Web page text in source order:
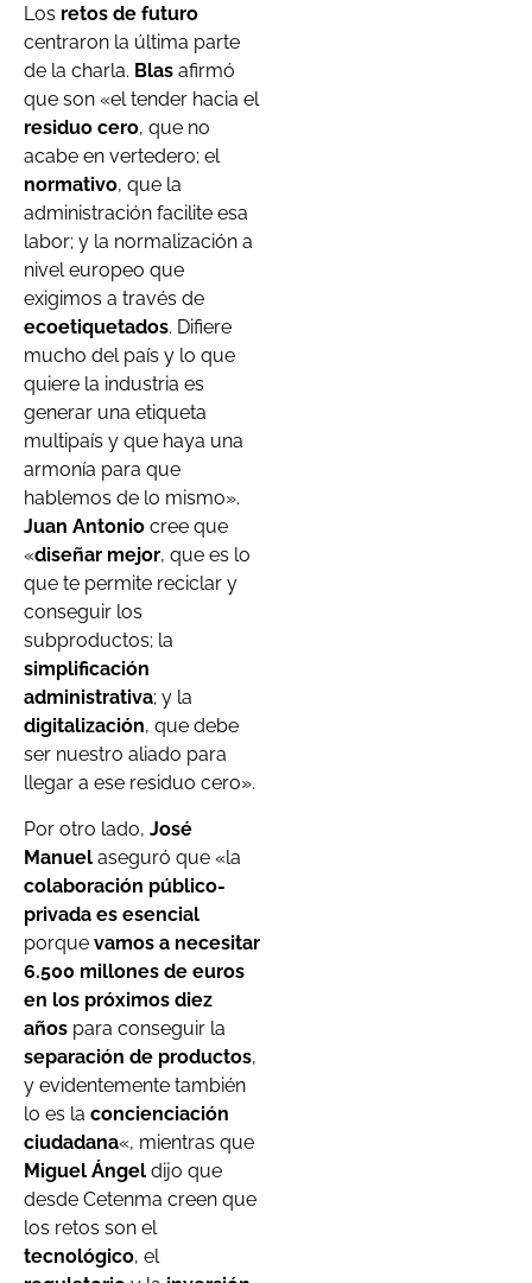
Los retos de futuro
centraron la última parte
de la charla. Blas afirmó
que son «el tender hacia el
residuo cero, que no
acabe en vertedero; el
normativo, que la
administración facilite esa
labor; y la normalización a
nivel europeo que
exigimos a través de
ecoetiquetados. Difiere
mucho del país y lo que
quiere la industria es
generar una etiqueta
multipaís y que haya una
armonía para que
hablemos de lo mismo».
Juan Antonio cree que
«diseñar mejor, que es lo
que te permite reciclar y
conseguir los
subproductos; la
simplificación
administrativa; y la
digitalización, que debe
ser nuestro aliado para
llegar a ese residuo cero».
Por otro lado, José
Manuel aseguró que «la
colaboración público-
privada es esencial
porque vamos a necesitar
6.500 millones de euros
en los próximos diez
años para conseguir la
separación de productos,
y evidentemente también
lo es la concienciación
ciudadana«, mientras que
Miguel Ángel dijo que
desde Cetenma creen que
los retos son el
tecnológico, el